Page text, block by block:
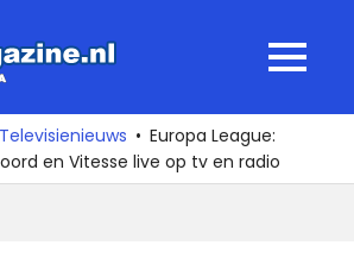
MENU
Televisienieuws
Europa League:
en Vitesse live op tv en radio